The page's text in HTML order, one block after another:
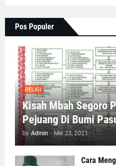
Pos Populer
RELIGI
Kisah Mbah Segoro
Pejuang Di Bumi
by Admin - Mei 23, 2021
Cara